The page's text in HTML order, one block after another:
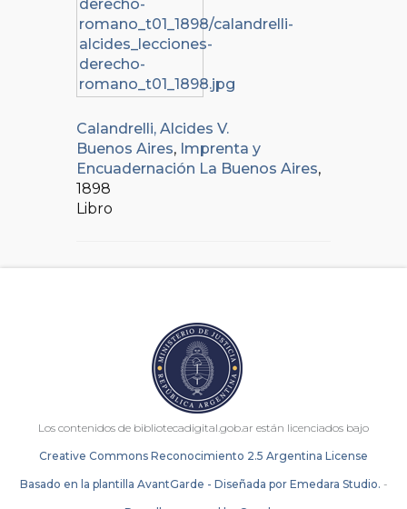
Calandrelli, Alcides V.
Buenos Aires, Imprenta y
Encuadernación La Buenos Aires,
1898
Libro
Los contenidos de bibliotecadigital.gob.ar están licenciados bajo
Creative Commons Reconocimiento 2.5 Argentina License
Basado en la plantilla AvantGarde - Diseñada por Emedara Studio. -